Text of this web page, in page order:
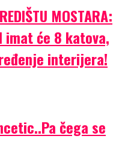
MOSTARA:
imat će 8 katova,
interijera!
čega se